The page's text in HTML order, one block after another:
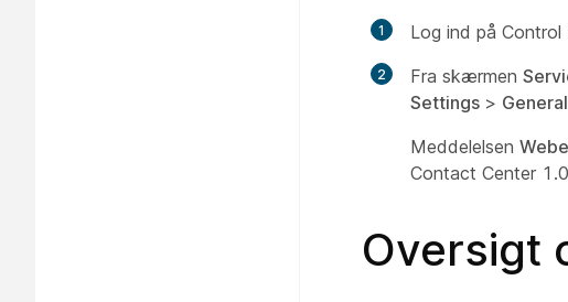
Log ind på
Fra skærmen
Settings > General
Meddelelsen
Contact Center
Oversigt